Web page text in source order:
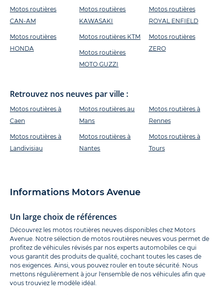
Motos routières
CAN-AM
Motos routières
HONDA
Motos routières
KAWASAKI
Motos routières KTM
Motos routières
MOTO GUZZI
Motos routières
ROYAL ENFIELD
Motos routières
ZERO
Retrouvez nos neuves par ville :
Motos routières à
Caen
Motos routières à
Landivisiau
Motos routières au
Mans
Motos routières à
Nantes
Motos routières à
Rennes
Motos routières à
Tours
Informations Motors Avenue
Un large choix de références
Découvrez les motos routières neuves disponibles chez Motors
Avenue. Notre sélection de motos routières neuves vous permet de
profitez de véhicules révisés par nos experts automobiles ce qui
vous garantit des produits de qualité, cochant toutes les cases de
nos exigences. Ainsi, vous pouvez rouler en toute sécurité. Nous
mettons régulièrement à jour l'ensemble de nos véhicules afin que
vous trouviez le modèle idéal.